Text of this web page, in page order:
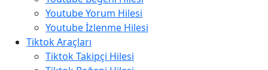
Youtube Yorum Hilesi
Youtube İzlenme Hilesi
Tiktok Araçları
Tiktok Takipçi Hilesi